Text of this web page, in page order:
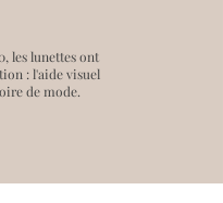
les lunettes ont
: l'aide visuel
de mode.